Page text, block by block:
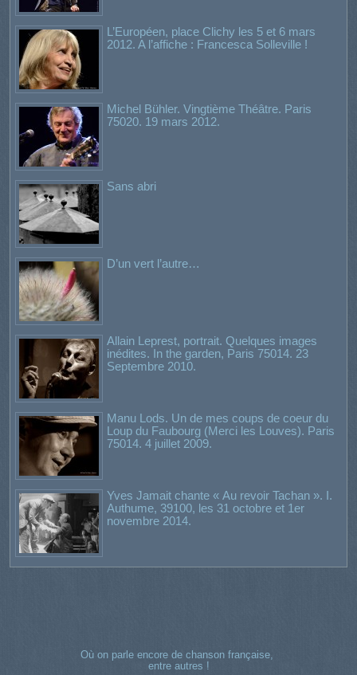
L’Européen, place Clichy les 5 et 6 mars
2012. A l’affiche : Francesca Solleville !
Michel Bühler. Vingtième Théâtre. Paris
75020. 19 mars 2012.
Sans abri
D’un vert l’autre…
Allain Leprest, portrait. Quelques images
inédites. In the garden, Paris 75014. 23
Septembre 2010.
Manu Lods. Un de mes coups de coeur du
Loup du Faubourg (Merci les Louves). Paris
75014. 4 juillet 2009.
Yves Jamait chante « Au revoir Tachan ». I.
Authume, 39100, les 31 octobre et 1er
novembre 2014.
Où on parle encore de chanson française,
entre autres !